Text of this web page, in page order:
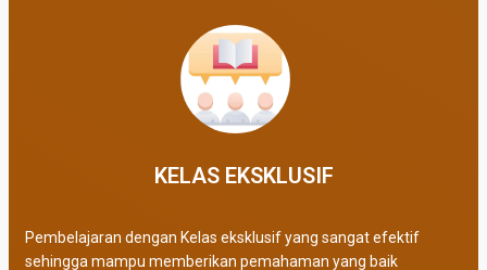
KELAS EKSKLUSIF​
Pembelajaran dengan Kelas eksklusif yang sangat efektif
sehingga mampu memberikan pemahaman yang baik